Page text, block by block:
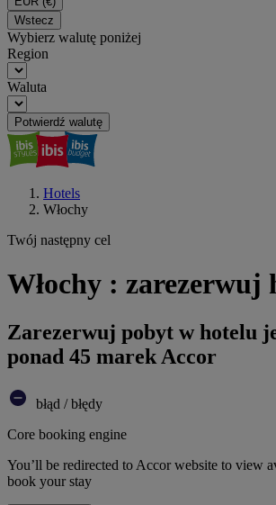
Wstecz
Wybierz walutę poniżej
Region
Waluta
Potwierdź walutę
Hotels
Włochy
Twój następny cel
Włochy : zarezerwuj
Zarezerwuj pobyt w hotelu
ponad 45 marek Accor
błąd / błędy
Core booking engine
You’ll be redirected to Accor website to view
book your stay